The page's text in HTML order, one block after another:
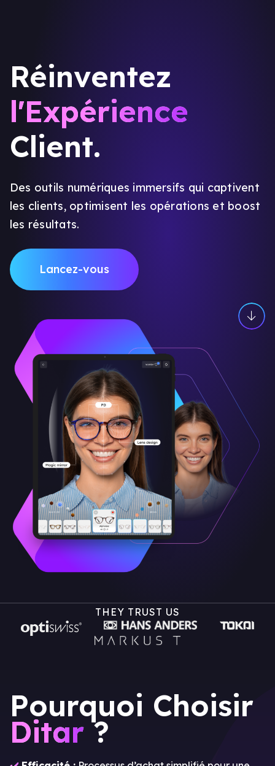
Réinventez
l'Expérience
Client.
Des outils numériques immersifs qui captivent
les clients, optimisent les opérations et boost
les résultats.
Lancez-vous
THEY TRUST US
Pourquoi Choisir
Ditar ?